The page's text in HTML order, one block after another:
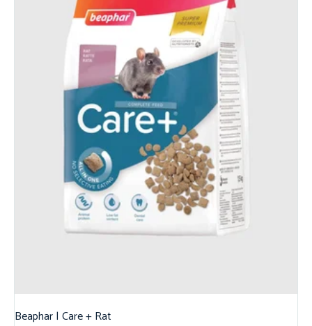
Beaphar | Care + Rat